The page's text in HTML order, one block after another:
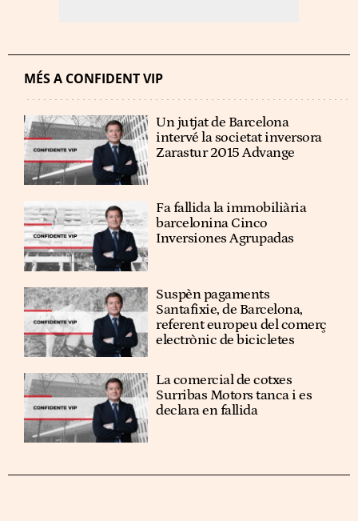
MÉS A CONFIDENT VIP
Un jutjat de Barcelona
intervé la societat inversora
Zarastur 2015 Advange
Fa fallida la immobiliària
barcelonina Cinco
Inversiones Agrupadas
Suspèn pagaments
Santafixie, de Barcelona,
referent europeu del comerç
electrònic de bicicletes
La comercial de cotxes
Surribas Motors tanca i es
declara en fallida